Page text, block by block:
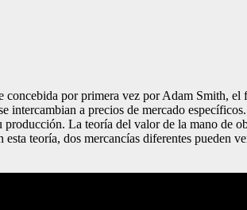
por primera vez por Adam Smith, el
a precios de mercado
producción. La teoría del valor de la mano
teoría, dos mercancías diferentes pueden